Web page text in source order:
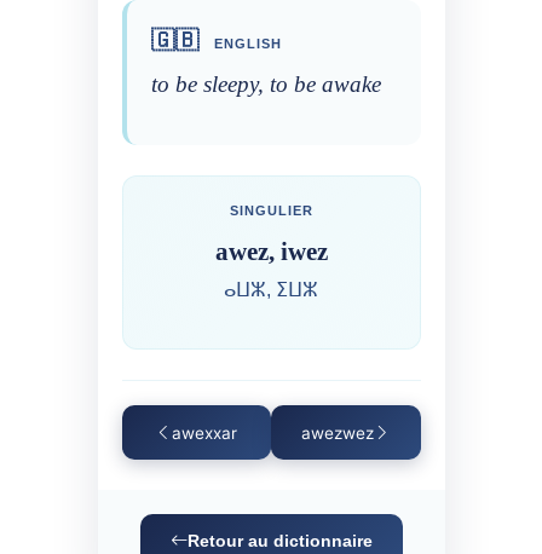
🇬🇧 ENGLISH
to be sleepy, to be awake
SINGULIER
awez, iwez
ⴰⵡⵣ, ⵉⵡⵣ
awexxar awezwez
Retour au dictionnaire